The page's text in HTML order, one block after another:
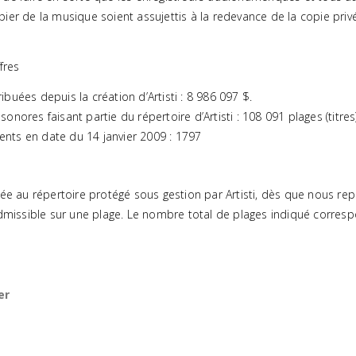
de la musique soient assujettis à la redevance de la copie
depuis la création d’Artisti : 8 986 097 $.
faisant partie du répertoire d’Artisti : 108 091 plages
en date du 14 janvier 2009 : 1797
au répertoire protégé sous gestion par Artisti, dès que nous
sur une plage. Le nombre total de plages indiqué